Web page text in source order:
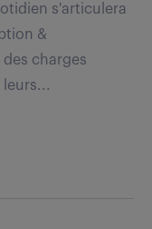
s'articulera
&
charges